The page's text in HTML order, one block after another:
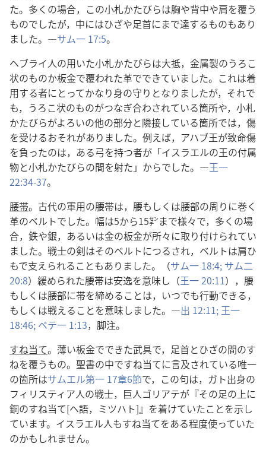
た。多くの場合，この小札かたびらは胸や背中や肩を覆う
ものでしたが，中にはひざや足首にまで達するものもあり
ました。―サム一 17:5。
ヘブライ人の用いた小札かたびらは大抵，金属製のうろこ
状のものか板金で覆われた革でできていました。これは着
用する者にとってかなり身の守りとなりましたが，それで
も，うろこ状のものがつなぎ合わされている箇所や，小札
かたびらがよろいの他の部分と隣接している箇所では，傷
を受けるおそれがありました。例えば，アハブ王が致命傷
を負ったのは，ある弓を持つ者が「イスラエルの王の付属
物と小札かたびらの間を射た」からでした。―王一
22:34-37。
腰帯。古代の軍用の腰帯は，腰もしくは腰部の周りに巻く
革のベルトでした。幅は5から15㌢まで様々で，多くの場
合，鉄や銀，あるいは金の板金が所々に取り付けられてい
ました。戦士の剣はそのベルトにつるされ，ベルトは肩ひ
もで支えられることもありました。（サム一 18:4; サム二
20:8）緩められた腰帯は安逸を意味し（王一 20:11），腰
もしくは腰部に帯を締めることは，いつでも行動できる，
もしくは戦えることを意味しました。―出 12:11; 王一
18:46; ペテ一 1:13，脚注。
すね当て。薄い板金でできた武具で，足首とひざの間のす
ねを覆うもの。聖書の中ですね当てに言及されている唯一
の箇所はサムエル第一 17章6節で，この句は，ガト出身の
フィリスティア人の戦士，巨人ゴリアテが『その足の上に
銅のすね当て[ヘ語，ミツハト]』を着けていたことを示し
ています。イスラエル人もすね当てをある程度使っていた
のかもしれません。